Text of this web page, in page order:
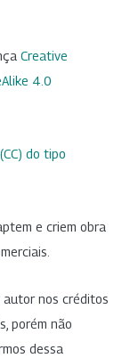
Creative
4.0
do tipo
e criem obra
autor nos créditos
porém não
dessa